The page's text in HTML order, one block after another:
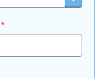
*